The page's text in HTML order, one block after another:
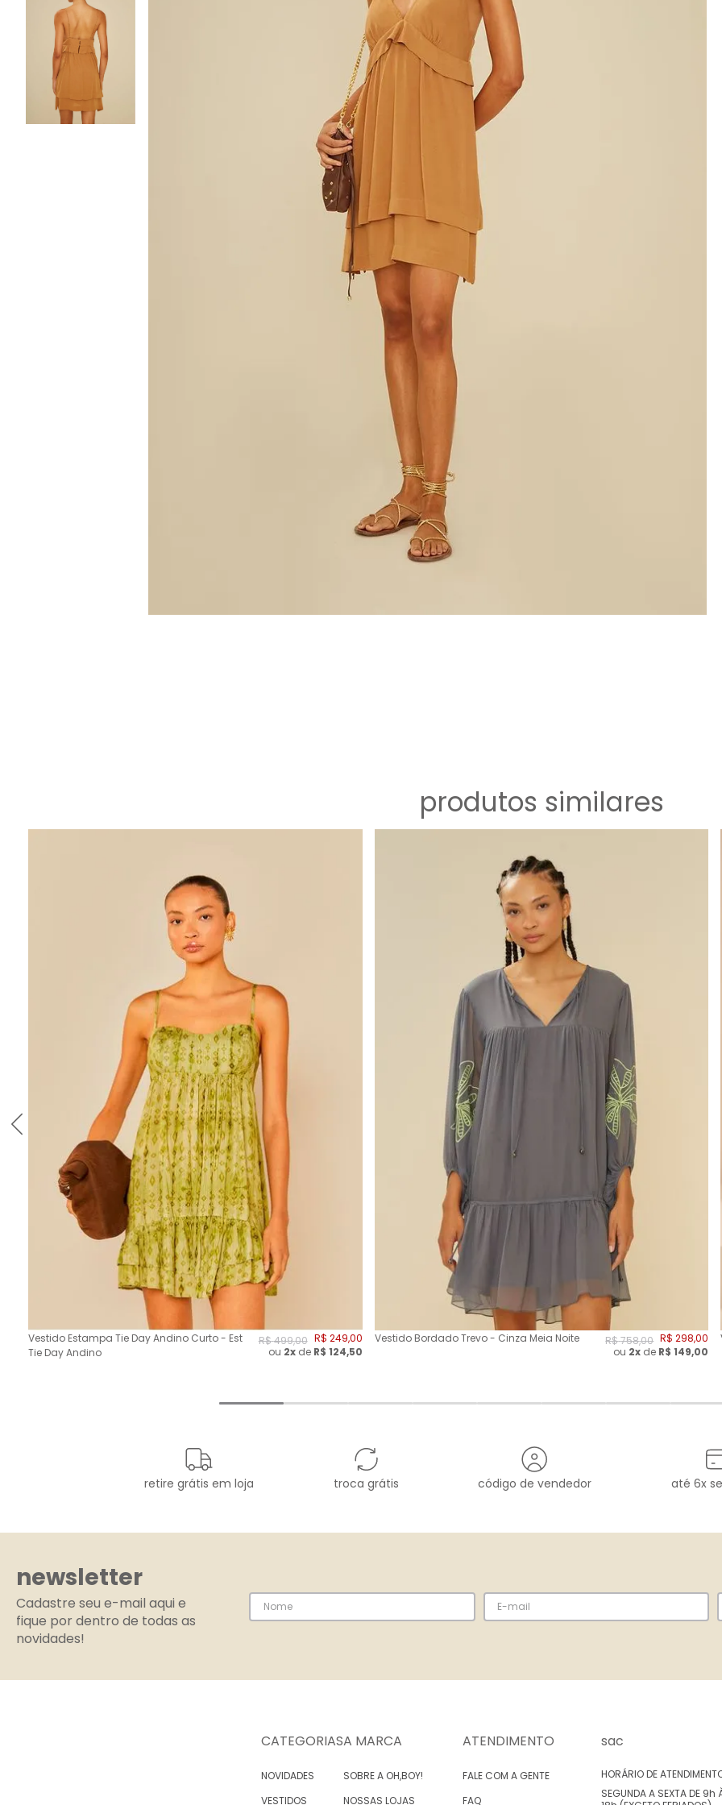
produtos similares
Vestido Estampa Tie Day Andino Curto - Est
Tie Day Andino
R$499,00 R$ 249,00
ou 2xde R$ 124,50
Vestido Bordado Trevo - Cinza Meia Noite R$758,00 R$ 298,00
ou 2x de R$149,00
retire grátis em loja troca grátis código de vendedor até 6x
newsletter
Cadastre seu e-mail aqui e
fique por dentro de todas as
novidades!
CATEGORIAS
NOVIDADES
VESTIDOS
A MARCA
SOBRE A OH,BOY!
NOSSAS LOJAS
ATENDIMENTO
FALE COM A GENTE
FAQ
sac
HORÁRIO DE
SEGUNDA A SEXTA DE 9h